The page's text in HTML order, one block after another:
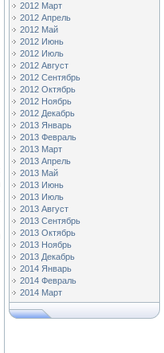
2012 Март
2012 Апрель
2012 Май
2012 Июнь
2012 Июль
2012 Август
2012 Сентябрь
2012 Октябрь
2012 Ноябрь
2012 Декабрь
2013 Январь
2013 Февраль
2013 Март
2013 Апрель
2013 Май
2013 Июнь
2013 Июль
2013 Август
2013 Сентябрь
2013 Октябрь
2013 Ноябрь
2013 Декабрь
2014 Январь
2014 Февраль
2014 Март